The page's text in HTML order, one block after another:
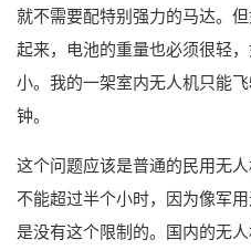
就不需要配特别强力的马达。
起来，电池的重量也必须很轻
小。我的一架室内无人机只能
钟。
这个问题应该是普通的民用无
不能超过半个小时，因为像军
是没有这个限制的。国内的无